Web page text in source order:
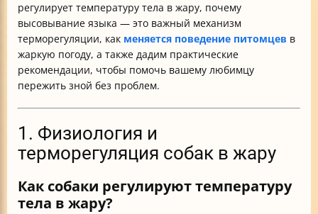
регулирует температуру тела в жару, почему
высовывание языка — это важный механизм
терморегуляции, как меняется поведение питомцев в
жаркую погоду, а также дадим практические
рекомендации, чтобы помочь вашему любимцу
пережить зной без проблем.
1. Физиология и
терморегуляция собак в жару
Как собаки регулируют температуру
тела в жару?